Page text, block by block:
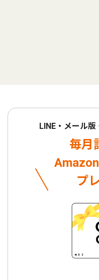
LINE・メール
毎月
プ